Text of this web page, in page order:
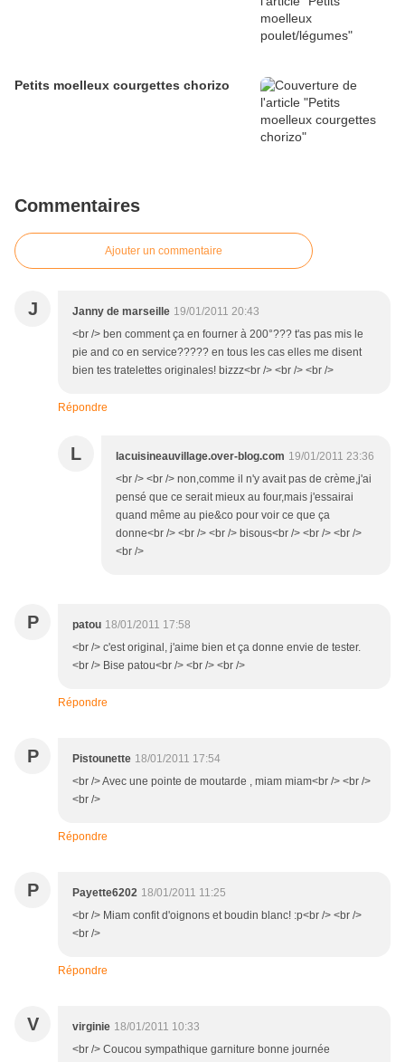
Petits moelleux courgettes chorizo
Commentaires
Ajouter un commentaire
J Janny de marseille 19/01/2011 20:43
<br /> ben comment ça en fourner à 200°??? t'as pas mis le
pie and co en service????? en tous les cas elles me disent
bien tes tratelettes originales! bizzz<br /> <br /> <br />
Répondre
L lacuisineauvillage.over-blog.com 19/01/2011 23:36
<br /> <br /> non,comme il n'y avait pas de crème,j'ai
pensé que ce serait mieux au four,mais j'essairai
quand même au pie&co pour voir ce que ça
donne<br /> <br /> <br /> bisous<br /> <br /> <br />
<br />
P patou 18/01/2011 17:58
<br /> c'est original, j'aime bien et ça donne envie de tester.
<br /> Bise patou<br /> <br /> <br />
Répondre
P Pistounette 18/01/2011 17:54
<br /> Avec une pointe de moutarde , miam miam<br /> <br />
<br />
Répondre
P Payette6202 18/01/2011 11:25
<br /> Miam confit d'oignons et boudin blanc! :p<br /> <br />
<br />
Répondre
V virginie 18/01/2011 10:33
<br /> Coucou sympathique garniture bonne journée